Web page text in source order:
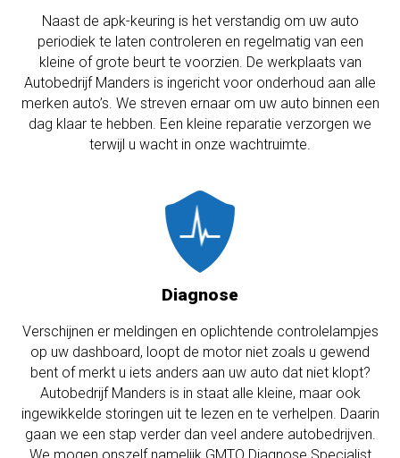
Naast de apk-keuring is het verstandig om uw auto
periodiek te laten controleren en regelmatig van een
kleine of grote beurt te voorzien. De werkplaats van
Autobedrijf Manders is ingericht voor onderhoud aan alle
merken auto’s. We streven ernaar om uw auto binnen een
dag klaar te hebben. Een kleine reparatie verzorgen we
terwijl u wacht in onze wachtruimte.
Diagnose
Verschijnen er meldingen en oplichtende controlelampjes
op uw dashboard, loopt de motor niet zoals u gewend
bent of merkt u iets anders aan uw auto dat niet klopt?
Autobedrijf Manders is in staat alle kleine, maar ook
ingewikkelde storingen uit te lezen en te verhelpen. Daarin
gaan we een stap verder dan veel andere autobedrijven.